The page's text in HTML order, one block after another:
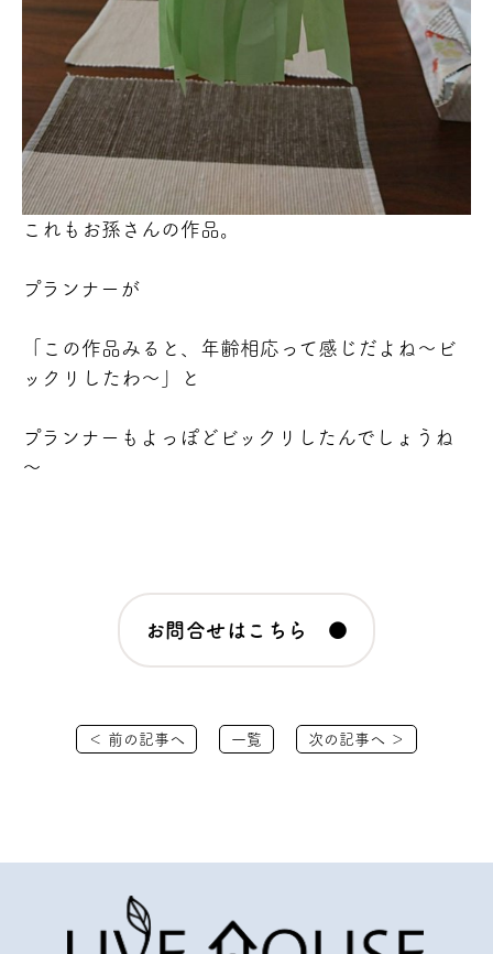
これもお孫さんの作品。
プランナーが
「この作品みると、年齢相応って感じだよね～ビ
ックリしたわ～」と
プランナーもよっぽどビックリ したんでしょうね
～
お問合せはこちら ●
＜ 前の記事へ 一覧 次の記事へ ＞